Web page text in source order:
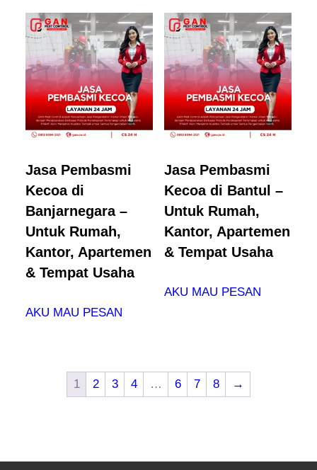
Jasa Pembasmi
Kecoa di
Banjarnegara –
Untuk Rumah,
Kantor, Apartemen
& Tempat Usaha
AKU MAU PESAN
Jasa Pembasmi
Kecoa di Bantul –
Untuk Rumah,
Kantor, Apartemen
& Tempat Usaha
AKU MAU PESAN
1 2 3 4 … 6 7 8 →